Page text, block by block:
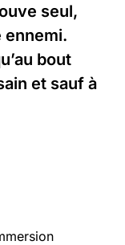
seul,
ennemi.
bout
et sauf à